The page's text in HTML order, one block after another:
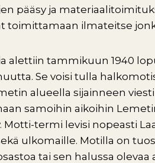
pääsy ja
toimittamaan ilmateitse
alettiin tammikuun 1940
Se voisi tulla
alueella sijainneen
samoihin aikoihin
termi levisi nopeasti
ulkomaille. Motilla on
tai sen halussa